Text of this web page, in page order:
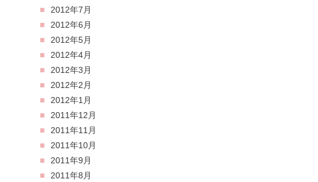
2012年7月
2012年6月
2012年5月
2012年4月
2012年3月
2012年2月
2012年1月
2011年12月
2011年11月
2011年10月
2011年9月
2011年8月